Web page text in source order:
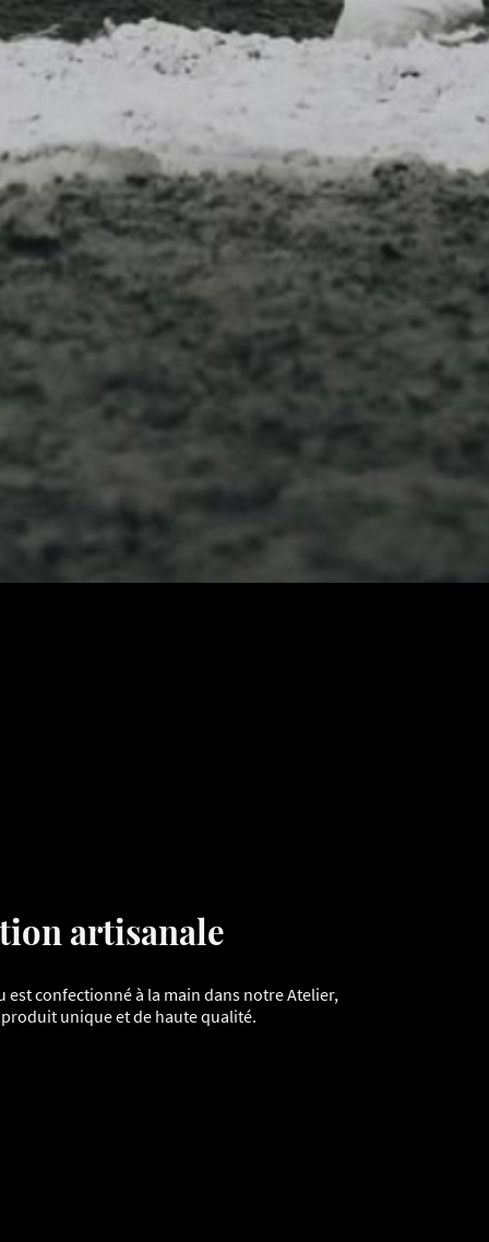
artisanale
est confectionné à la main dans notre Atelier,
unique et de haute qualité.